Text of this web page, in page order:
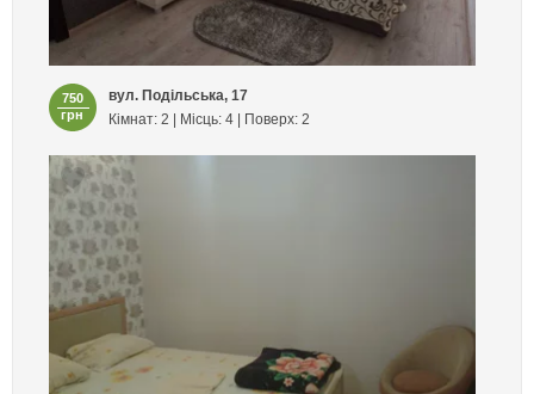
750
грн
вул. Подільська, 17
Кімнат: 2 | Місць: 4 | Поверх: 2